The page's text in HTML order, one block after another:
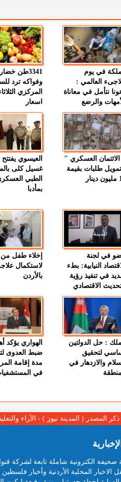
في يوم
العالمي :
نتأمل في معاناة
والرضع
3341طن خضار
وفواكه ترد
المركزي
اسعار
العسكري "
طلبات بقيمة
العيسوي
غسيل كلى
الطبي
بمأدبا
في لجنة
النيابية: بطء
في تنفيذ رؤية
الاقتصادي
إخلاء طفل
لاستكمال
بالأردن
: حل الدولتين
لتحقيق
والازدهار في
الهواري يؤكد
ضبط العدوى
مدة إقامة
في
المصدر ( المدينة نيوز ) - الآراء
صحيفة الكترونية شاملة تابعة لشركة
الاخبار المحلية الأردنية وأخبار فلسطين